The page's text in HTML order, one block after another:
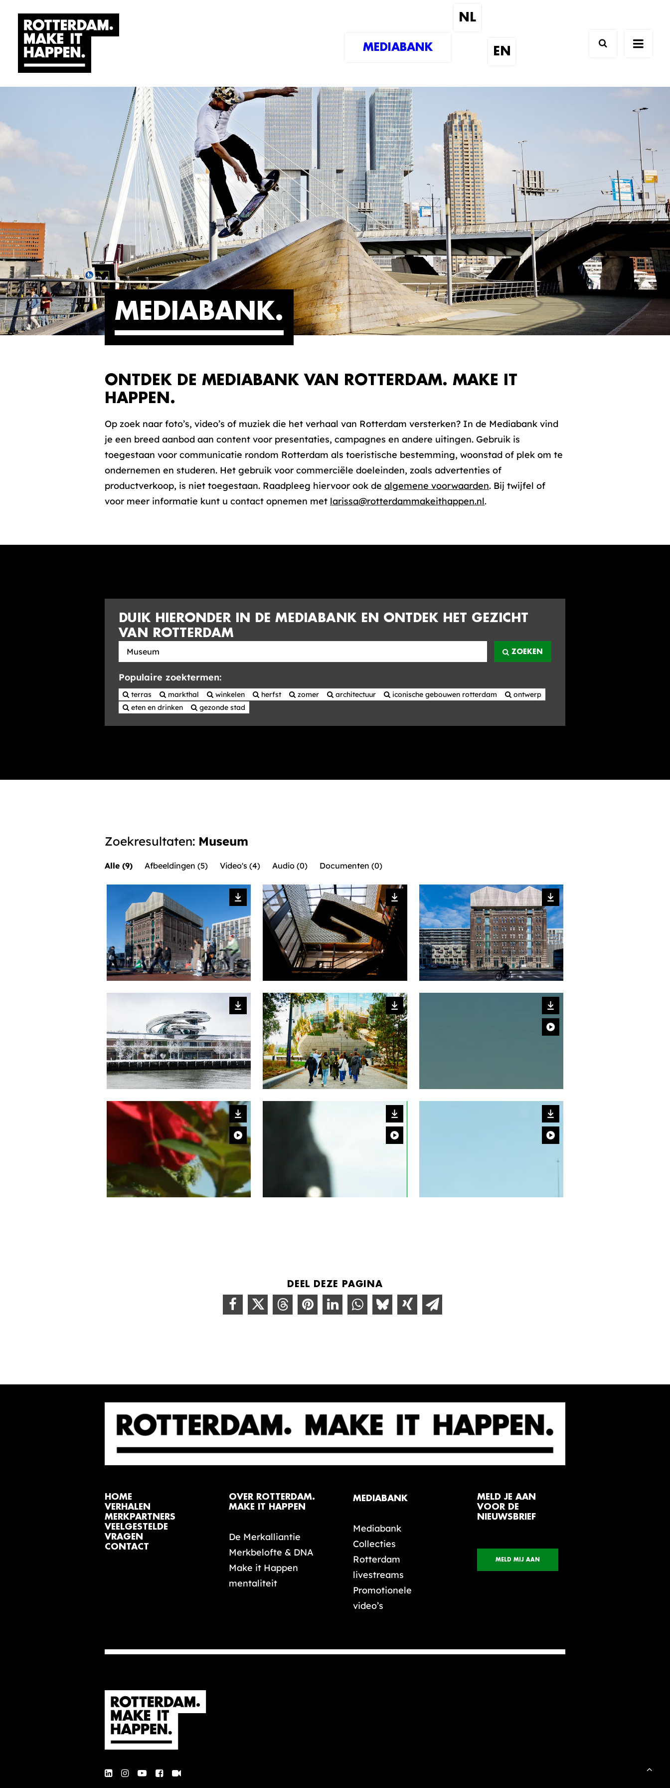
MEDIABANK
MEDIABANK
ONTDEK DE MEDIABANK VAN ROTTERDAM. MAKE IT
HAPPEN.
Op zoek naar foto’s, video’s of muziek die het verhaal van Rotterdam versterken? In de Mediabank vind
je een breed aanbod aan content voor presentaties, campagnes en andere uitingen. Gebruik is
toegestaan voor communicatie rondom Rotterdam als toeristische bestemming, woonstad of plek om te
ondernemen en studeren. Het gebruik voor commerciële doeleinden, zoals advertenties of
productverkoop, is niet toegestaan. Raadpleeg hiervoor ook de algemene voorwaarden. Bij twijfel of
voor meer informatie kunt u contact opnemen met larissa@rotterdammakeithappen.nl.
DUIK HIERONDER IN DE MEDIABANK EN ONTDEK HET GEZICHT
VAN ROTTERDAM
Zoek
in
de
mediabank
ZOEKEN
Populaire zoektermen:
terras markthal winkelen herfst zomer architectuur iconische gebouwen rotterdam
ontwerp
eten en drinken
gezonde stad
Zoekresultaten: Museum
Alle (9) Afbeeldingen (5) Video's (4) Audio (0) Documenten (0)
DEEL DEZE PAGINA
HOME
VERHALEN
MERKPARTNERS
VEELGESTELDE
VRAGEN
CONTACT
OVER ROTTERDAM.
MAKE IT HAPPEN
De Merkalliantie
Merkbelofte & DNA
Make it Happen
mentaliteit
MEDIABANK
Mediabank
Collecties
Rotterdam
livestreams
Promotionele
video’s
MELD JE AAN
VOOR DE
NIEUWSBRIEF
MELD MIJ AAN